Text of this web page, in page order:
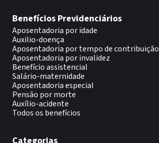
Benefícios Previdenciários
Aposentadoria por idade
Auxilio-doença
Aposentadoria por tempo de contribuição
Aposentadoria por invalidez
Benefício assistencial
Salário-maternidade
Aposentadoria especial
Pensão por morte
Auxílio-acidente
Todos os benefícios